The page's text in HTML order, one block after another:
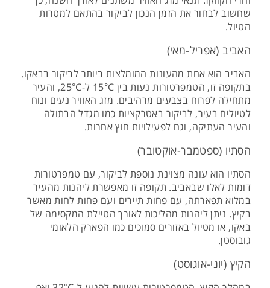
שחשוב לבחור את הזמן הנכון לביקור בהתאם למטרות
הטיול.
האביב (אפריל-מאי)
האביב הוא אחת מהעונות המומלצות ביותר לביקור בבאקו.
בתקופה זו, הטמפרטורות נעות בין 15°C ל-25°C, והעיר
מתחילה לפרוח בצבעים מרהיבים. מזג האוויר נעים ונוח
לטיולים בעיר, לביקור באטרקציות כמו מגדל הבתולה
והעיר העתיקה, וגם לפעילויות חוץ אחרות.
הסתיו (ספטמבר-אוקטובר)
הסתיו הוא עונה מצוינת נוספת לביקור, עם טמפרטורות
דומות לאלו שבאביב. תקופה זו מאפשרת ליהנות מהעיר
במלוא תפארתה, עם פחות תיירים ועם פחות לחות מאשר
בקיץ. ניתן ליהנות מהליכות לאורך הטיילת המקסימה של
באקו, או מטיול באזורים סמוכים כמו הפארק הלאומי
גובוסטן.
הקיץ (יוני-אוגוסט)